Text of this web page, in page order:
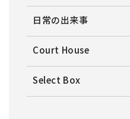
日常の出来事
Court House
Select Box